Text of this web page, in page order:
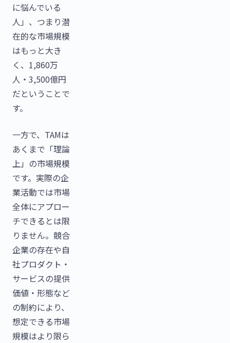
に悩んでいる
人」、つまり潜
在的な市場規模
はもっと大き
く、1,860万
人・3,500億円
だということで
す。
一方で、TAMは
あくまで「理論
上」の市場規模
です。実際の企
業活動では市場
全体にアプロー
チできるとは限
りません。競合
企業の存在や自
社プロダクト・
サービスの提供
価値・形態など
の制約により、
想定できる市場
規模はより限ら